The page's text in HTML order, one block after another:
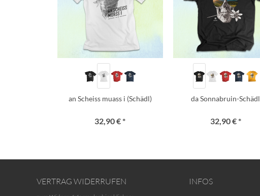
an Scheiss muass i (Schädl)
32,90 € *
da Sonnabruin-Schädl
32,90 € *
VERTRAG WIDERRUFEN INFOS